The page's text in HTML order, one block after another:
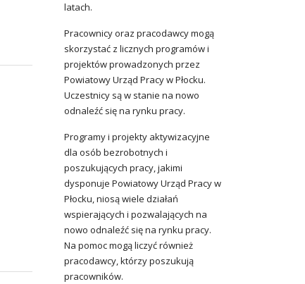
latach.
Pracownicy oraz pracodawcy mogą
skorzystać z licznych programów i
projektów prowadzonych przez
Powiatowy Urząd Pracy w Płocku.
Uczestnicy są w stanie na nowo
odnaleźć się na rynku pracy.
Programy i projekty aktywizacyjne
dla osób bezrobotnych i
poszukujących pracy, jakimi
dysponuje Powiatowy Urząd Pracy w
Płocku, niosą wiele działań
wspierających i pozwalających na
nowo odnaleźć się na rynku pracy.
Na pomoc mogą liczyć również
pracodawcy, którzy poszukują
pracowników.